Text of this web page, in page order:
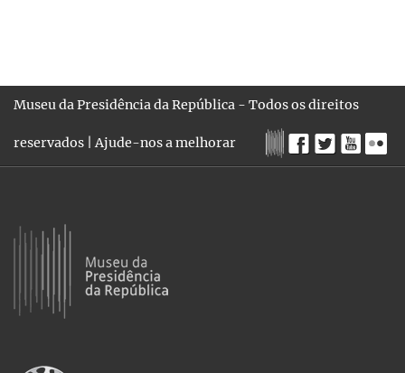
Museu da Presidência da República - Todos os direitos
reservados |Ajude-nos a melhorar